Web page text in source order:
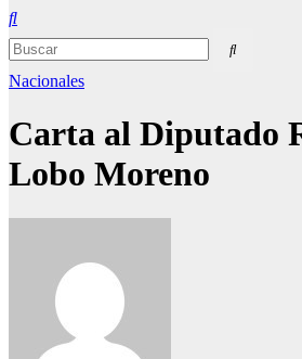
Nacionales
Carta al Diputado
Lobo Moreno